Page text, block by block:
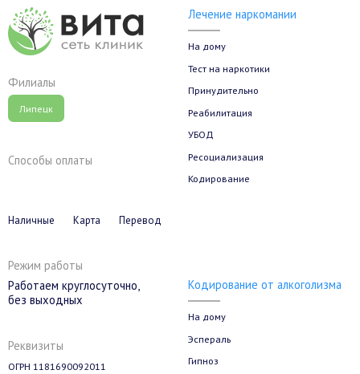
Филиалы
Липецк
Способы оплаты
Наличные Карта Перевод
Режим работы
Работаем круглосуточно,
без выходных
Реквизиты
ОГРН 1181690092011
Лечение наркомании
На дому
Тест на наркотики
Принудительно
Реабилитация
УБОД
Ресоциализация
Кодирование
Кодирование от алкоголизма
На дому
Эспераль
Гипноз